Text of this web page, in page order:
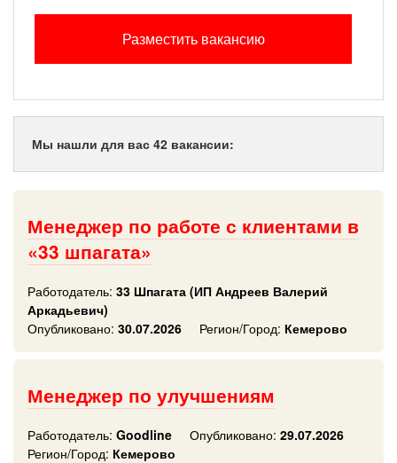
Разместить вакансию
Мы нашли для вас 42 вакансии:
Менеджер по работе с клиентами в
«33 шпагата»
Работодатель: 33 Шпагата (ИП Андреев Валерий
Аркадьевич)
Опубликовано: 30.07.2026 Регион/Город: Кемерово
Менеджер по улучшениям
Работодатель: Goodline Опубликовано: 29.07.2026
Регион/Город: Кемерово